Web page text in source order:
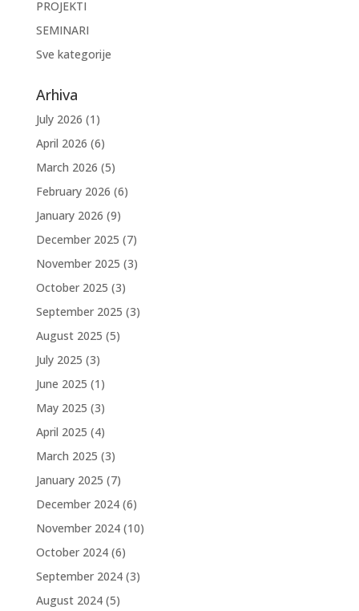
PROJEKTI
SEMINARI
Sve kategorije
Arhiva
July 2026 (1)
April 2026 (6)
March 2026 (5)
February 2026 (6)
January 2026 (9)
December 2025 (7)
November 2025 (3)
October 2025 (3)
September 2025 (3)
August 2025 (5)
July 2025 (3)
June 2025 (1)
May 2025 (3)
April 2025 (4)
March 2025 (3)
January 2025 (7)
December 2024(6)
November 2024(10)
October 2024(6)
September 2024(3)
August 2024(5)